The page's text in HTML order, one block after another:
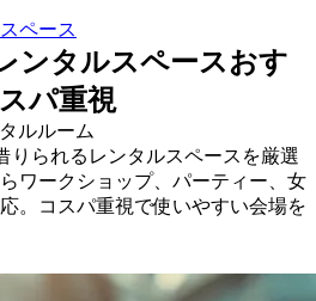
ペース
ンタルスペースおす
パ重視
ルルーム
りられるレンタルスペースを厳選
ワークショップ、パーティー、女
。コスパ重視で使いやすい会場を